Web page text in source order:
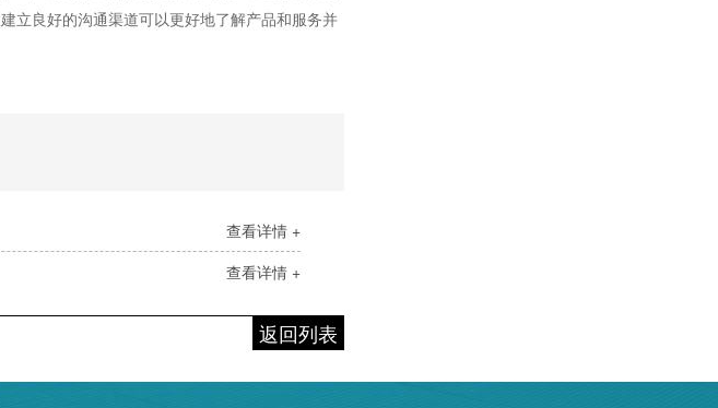
立良好的沟通渠道可以更好地了解产品和服务并
查看详情 +
查看详情 +
返回列表